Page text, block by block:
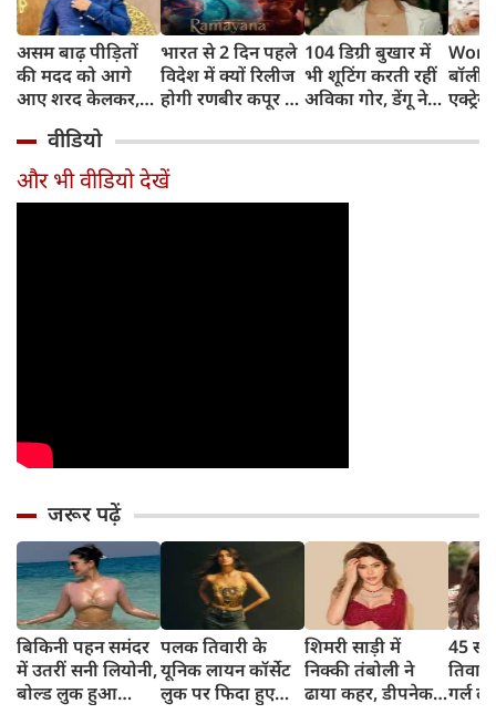
असम बाढ़ पीड़ितों
की मदद को आगे
आए शरद केलकर,
साथ की भावुक
अपील
भारत से 2 दिन पहले
विदेश में क्यों रिलीज
होगी रणबीर कपूर की
मल्होत्रा ने बताया
रिलीज प्लान
104 डिग्री बुखार में
भी शूटिंग करती रहीं
अविका गोर, डेंगू ने
अस्पताल में भर्ती
प्यार
वीडियो
और भी वीडियो देखें
जरूर पढ़ें
बिकिनी पहन समंदर
में उतरीं सनी लियोनी,
बोल्ड लुक हुआ
पलक तिवारी के
यूनिक लायन कॉर्सेट
लुक पर फिदा हुए
शिमरी साड़ी में
निक्की तंबोली ने
ढाया कहर, डीपनेक
45
गर्ल